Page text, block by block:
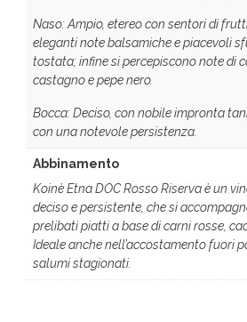
Naso: Ampio, etereo con sentori di
eleganti note balsamiche e piacevoli
tostata; infine si percepiscono note di
castagno e pepe nero.
Bocca: Deciso, con nobile impronta
con una notevole persistenza.
Abbinamento
Koinè Etna DOC Rosso Riserva è un
deciso e persistente, che si
prelibati piatti a base di carni rosse,
Ideale anche nell’accostamento fuori
salumi stagionati.